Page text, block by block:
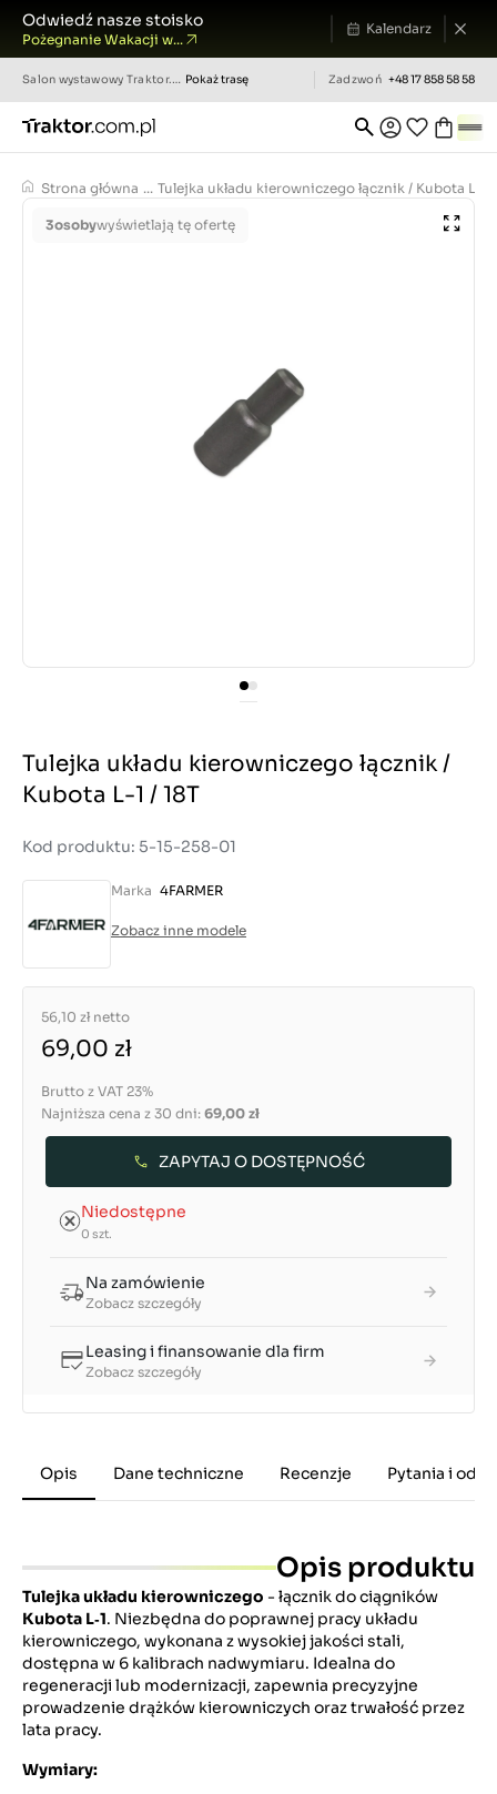
Odwiedź nasze stoisko
Pożegnanie Wakacji w...
Kalendarz
Salon wystawowy Traktor.com.pl Pokaż trasę Zadzwoń +48 17 858 58 58
Strona główna ... Tulejka układu kierowniczego łącznik / Kubota L-1 /
3osobywyświetlają tę ofertę
Tulejka układu kierowniczego łącznik /
Kubota L-1 / 18T
Kod produktu: 5-15-258-01
Marka 4FARMER
Zobacz inne modele
56,10 zł netto
69,00 zł
Brutto z VAT 23%
Najniższa cena z 30 dni: 69,00 zł
ZAPYTAJ O DOSTĘPNOŚĆ
Niedostępne
0 szt.
Na zamówienie
Zobacz szczegóły
Leasing i finansowanie dla firm
Zobacz szczegóły
Opis Dane techniczne Recenzje Pytania i
Opis produktu
Tulejka układu kierowniczego - łącznik do ciągników
Kubota L‑1. Niezbędna do poprawnej pracy układu
kierowniczego, wykonana z wysokiej jakości stali,
dostępna w 6 kalibrach nadwymiaru. Idealna do
regeneracji lub modernizacji, zapewnia precyzyjne
prowadzenie drążków kierowniczych oraz trwałość przez
lata pracy.
Wymiary: